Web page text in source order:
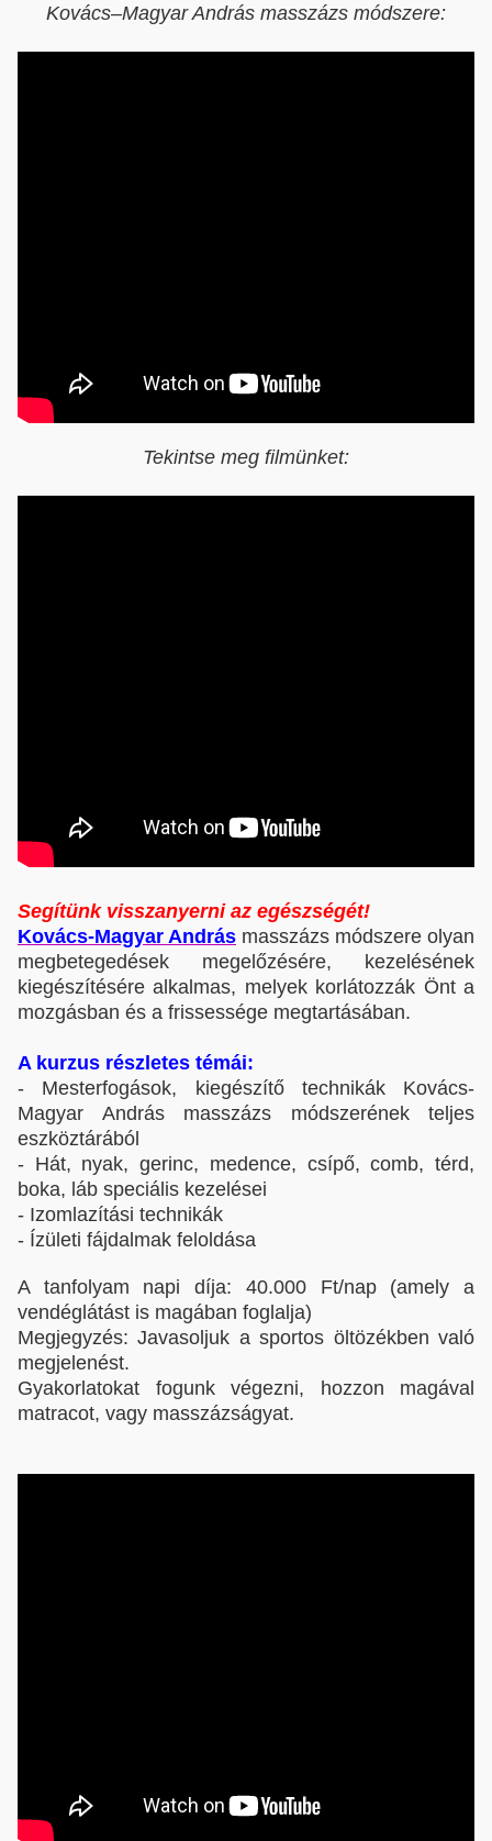
Kovács–Magyar András masszázs módszere:
Tekintse meg filmünket:
Segítünk visszanyerni az egészségét!
Kovács-Magyar András masszázs módszere olyan
megbetegedések megelőzésére, kezelésének
kiegészítésére alkalmas, melyek korlátozzák Önt a
mozgásban és a frissessége megtartásában.
A kurzus részletes témái:
- Mesterfogások, kiegészítő technikák Kovács-
Magyar András masszázs módszerének teljes
eszköztárából
- Hát, nyak, gerinc, medence, csípő, comb, térd,
boka, láb speciális kezelései
- Izomlazítási technikák
- Ízületi fájdalmak feloldása
A tanfolyam napi díja: 40.000 Ft/nap (amely a
vendéglátást is magában foglalja)
Megjegyzés: Javasoljuk a sportos öltözékben való
megjelenést.
Gyakorlatokat fogunk végezni, hozzon magával
matracot, vagy masszázságyat.